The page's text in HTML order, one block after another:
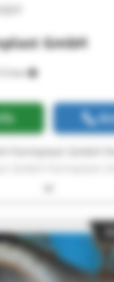
km
GmbH
Formplast GmbH
Formplast GmbH
GmbH Formplast
Formplast GmbH
GmbH Formplast